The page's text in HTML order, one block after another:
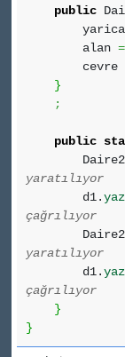
public
alan =
cevre
}
;
public
Daire2
yaratılıyor
d1.yaz
çağrılıyor
Daire2
yaratılıyor
d1.yaz
çağrılıyor
}
}